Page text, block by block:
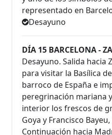
representado en
Desayuno
DÍA 15 BARCELONA -
Desayuno. Salida hacia
para visitar la Basílica
barroco de España e
peregrinación mariana
interior los frescos de
Goya y Francisco
Continuación hacia